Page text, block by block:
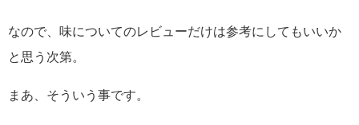
なので、味についてのレビューだけは参考にしてもいいか
と思う次第。
まあ、そういう事です。